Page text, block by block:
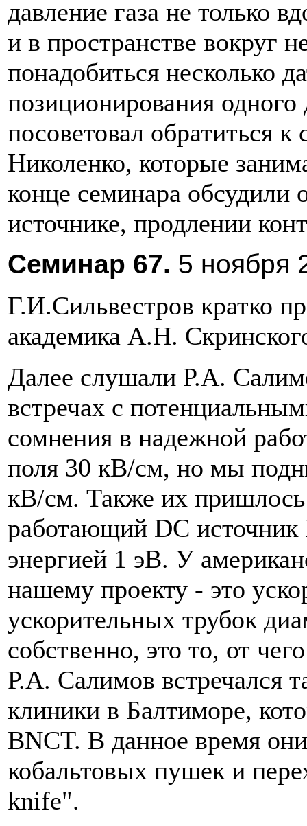
давление газа не только
и в пространстве вокруг
понадобиться несколько
позиционирования
посоветовал обратиться
Николенко, которые
конце семинара
источнике, продлении
Семинар 67. 5 ноября
Г.И.Сильвестров кратко
академика А.Н.
Далее слушали Р.А.
встречах с
сомнения в надежной
поля 30 кВ/см, но мы
кВ/см. Также их пришлось
работающий DC источник
энергией 1 эВ. У
нашему проекту - это
ускорительных трубок
собственно, это то, от
Р.А. Салимов встречался
клиники в Балтиморе,
BNCT. В данное время
кобальтовых пушек и
knife".